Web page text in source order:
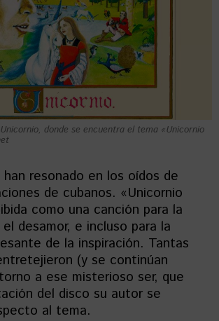
donde se encuentra el tema «Unicornio
resonado en los oídos de
de cubanos. «Unicornio
como una canción para la
desamor, e incluso para la
de la inspiración. Tantas
(y se continúan
a ese misterioso ser, que
del disco su autor se
al tema.